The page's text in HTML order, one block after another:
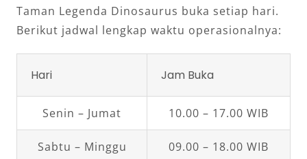
Taman Legenda Dinosaurus buka setiap hari.
Berikut jadwal lengkap waktu operasionalnya:
Hari Jam Buka
Senin – Jumat 10.00 – 17.00 WIB
Sabtu – Minggu
09.00 – 18.00 WIB